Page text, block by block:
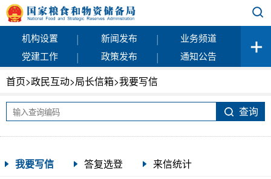
机构设置 | 新闻发布 |
业务频道
党建工作
| 政策发布 | 通知公告
首页>政民互动>局长信箱>我要写信
我要写信 答复选登 来信统计